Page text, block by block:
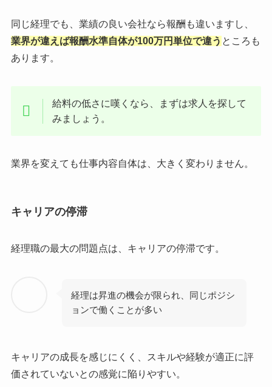
同じ経理でも、業績の良い会社なら報酬も違いますし、
業界が違えば報酬水準自体が100万円単位で違う ところも
あります。
給料の低さに嘆くなら、まずは求人を探して
みましょう。
業界を変えても仕事内容自体は、大きく変わりません。
キャリアの停滞
経理職の最大の問題点は、キャリアの停滞です。
経理は昇進の機会が限られ、同じポジシ
ョンで働くことが多い
キャリアの成長を感じにくく、スキルや経験が適正に評
価されていないとの感覚に陥りやすい。